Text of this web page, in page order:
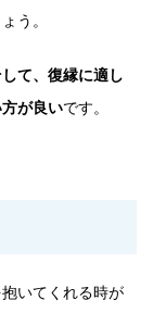
う。
て、復縁に適し
が良いです。
いてくれる時が